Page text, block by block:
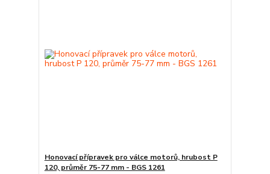
Honovací přípravek pro válce motorů, hrubost P
120, průměr 75-77 mm - BGS 1261